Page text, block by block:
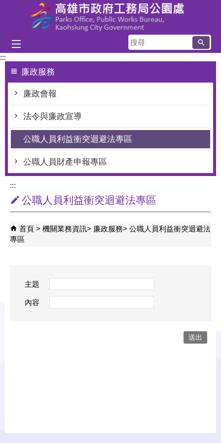
跳到主要內容區塊
搜
尋
:::
廉政服務
廉政會報
法令與廉政宣導
公職人員利益衝突迴避法專區
公職人員財產申報專區
:::
公職人員利益衝突迴避法專區
首頁 機關業務資訊 廉政服務
公職人員利益衝突迴避法
專區
主題
內容